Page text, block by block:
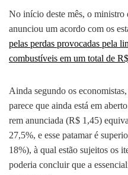
No início deste mês, o ministro
anunciou um acordo com os
pelas perdas provocadas pela
combustíveis em um total de
Ainda segundo os
parece que ainda está em
rem anunciada (R$ 1,45)
27,5%, e esse patamar é
18%), à qual estão sujeitos os
poderia concluir que a